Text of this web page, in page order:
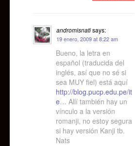
andromisnatisays:
19 enero, 2009 at 8:22 am
Bueno, la letra en
español (traducida del
inglés, así que no sé si
sea MUY fiel) está aquí
http://blog.pucp.edu.pe/it
e… Allí también hay un
vínculo a la versión
romanji, no estoy segura
si hay versión Kanji tb.
Nats